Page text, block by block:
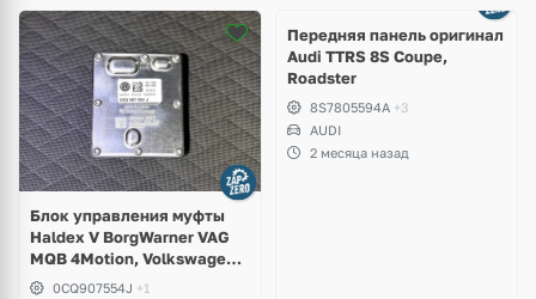
Блок управления муфты
Haldex V BorgWarner VAG
MQB 4Motion, Volkswagen
Tiguan
0CQ907554J +1
2 фото
Передняя панель оригинал
Audi TTRS 8S Coupe,
Roadster
8S7805594A +3
AUDI
2 месяца назад